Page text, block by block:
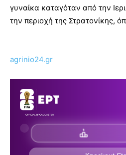
γυναίκα καταγόταν από την
την περιοχή της Στρατονίκης,
agrinio24.gr